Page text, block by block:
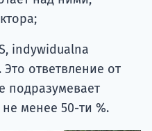
indywidualna
ответвление от
подразумевает
менее 50-ти %.